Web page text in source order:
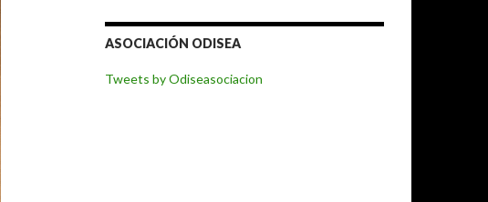
ASOCIACIÓN ODISEA
Tweets by Odiseasociacion